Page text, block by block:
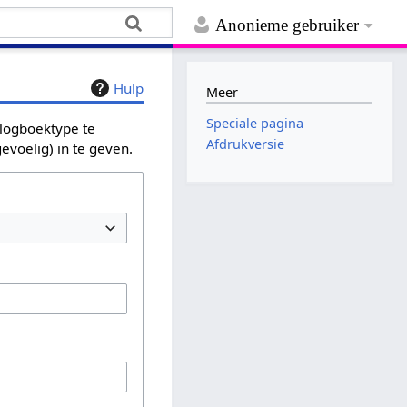
Anonieme gebruiker
Hulp
te
in te geven.
Meer
Speciale pagina
Afdrukversie